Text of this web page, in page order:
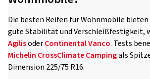
Die besten Reifen für Wohnmobile
gute Stabilität und Verschleißfestigkeit,
AgilisoderContinental Vanco. Tests
Michelin CrossClimate Campingals
Dimension 225/75 R16.